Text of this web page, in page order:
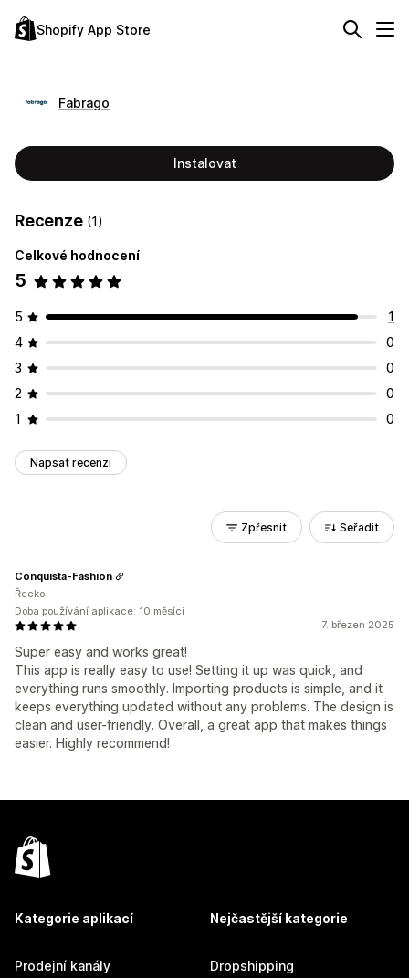
Shopify App Store
Fabrago
Instalovat
Recenze (1)
Celkové hodnocení
5
5
1
4
0
3
0
2
0
1
0
Napsat recenzi
Zpřesnit Seřadit
7. březen 2025
Super easy and works great!
This app is really easy to use! Setting it up was quick, and
everything runs smoothly. Importing products is simple, and it
keeps everything updated without any problems. The design is
clean and user-friendly. Overall, a great app that makes things
easier. Highly recommend!
Conquista-Fashion
Řecko
Doba používání aplikace: 10 měsíci
Kategorie aplikací
Prodejní kanály
Nejčastější kategorie
Dropshipping